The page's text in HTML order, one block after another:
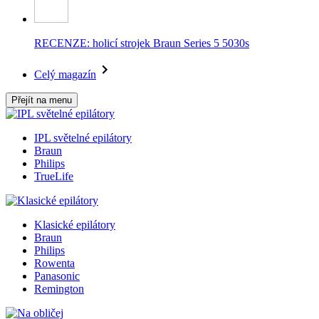
RECENZE: holicí strojek Braun Series 5 5030s
Celý magazín
Přejít na menu
IPL světelné epilátory
Braun
Philips
TrueLife
Klasické epilátory
Braun
Philips
Rowenta
Panasonic
Remington